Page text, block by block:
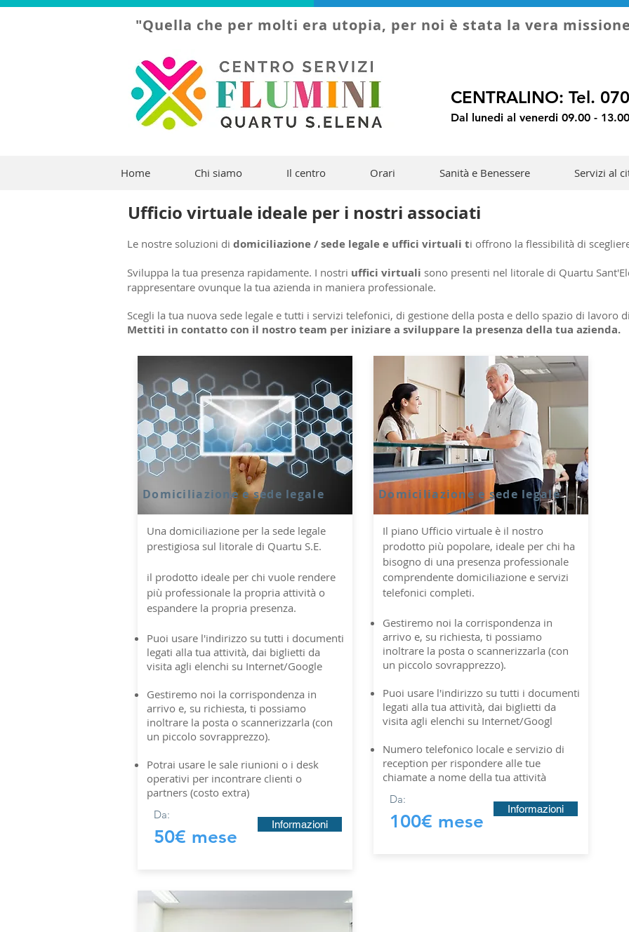
"Quella che per molti era utopia, per noi è stata la vera
CENTRALINO: Tel.
Dal lunedi al venerdi 09.00 -
Home Chi siamo Il centro Orari Sanità e Benessere Servizi al
Ufficio virtuale ideale per i nostri associati
Le nostre soluzioni di domiciliazione / sede legale e uffici virtuali ti offrono la flessibilità di
Sviluppa la tua presenza rapidamente. I nostri uffici virtuali sono presenti nel litorale di Quartu
rappresentare ovunque la tua azienda in maniera professionale.
Scegli la tua nuova sede legale e tutti i servizi telefonici, di gestione della posta e dello spazio di lavoro
Mettiti in contatto con il nostro team per iniziare a sviluppare la presenza della tua azienda.
Domiciliazione e sede legale
Una domiciliazione per la sede legale
prestigiosa sul litorale di Quartu S.E.
il prodotto ideale per chi vuole rendere
più professionale la propria attività o
espandere la propria presenza.
Puoi usare l'indirizzo su tutti i documenti
legati alla tua attività, dai biglietti da
visita agli elenchi su Internet/Google
Gestiremo noi la corrispondenza in
arrivo e, su richiesta, ti possiamo
inoltrare la posta o scannerizzarla (con
un piccolo sovrapprezzo).
Potrai usare le sale riunioni o i desk
operativi per incontrare clienti o
partners (costo extra)
Da:
50€ mese
Informazioni
Domiciliazione e sede legale
Il piano Ufficio virtuale è il nostro
prodotto più popolare, ideale per chi ha
bisogno di una presenza professionale
comprendente domiciliazione e servizi
telefonici completi.
Gestiremo noi la corrispondenza in
arrivo e, su richiesta, ti possiamo
inoltrare la posta o scannerizzarla (con
un piccolo sovrapprezzo).
Puoi usare l'indirizzo su tutti i documenti
legati alla tua attività, dai biglietti da
visita agli elenchi su Internet/Googl
Numero telefonico locale e servizio di
reception per rispondere alle tue
chiamate a nome della tua attività
Da:
100€ mese
Informazioni